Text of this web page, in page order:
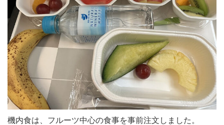
機内食は、フルーツ中心の食事を事前注文しました。